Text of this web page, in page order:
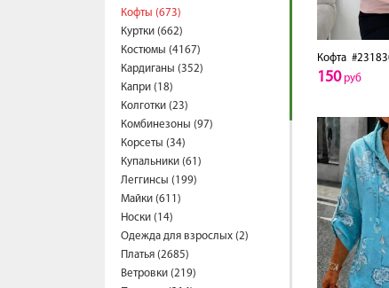
Кофты (673)
Куртки (662)
Костюмы (4167)
Кардиганы (352)
Капри (18)
Колготки (23)
Комбинезоны (97)
Корсеты (34)
Купальники (61)
Леггинсы (199)
Майки (611)
Носки (14)
Одежда для взрослых (2)
Платья (2685)
Ветровки (219)
Кофта
150руб